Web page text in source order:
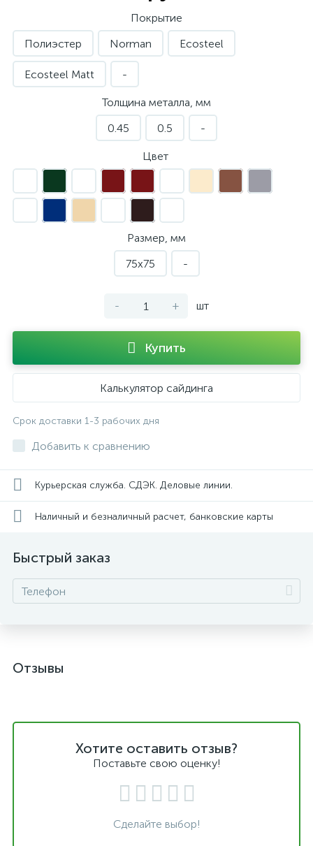
Покрытие
Полиэстер
Norman Ecosteel
Ecosteel Matt -
Толщина металла, мм
0.45
0.5 -
Цвет
Размер, мм
75х75
-
- + шт
Купить
Калькулятор сайдинга
Срок доставки 1-3 рабочих дня
Добавить к сравнению
Курьерская служба. СДЭК. Деловые линии.
Наличный и безналичный расчет, банковские карты
Быстрый заказ
Отзывы
Хотите оставить отзыв?
Поставьте свою оценку!
Сделайте выбор!